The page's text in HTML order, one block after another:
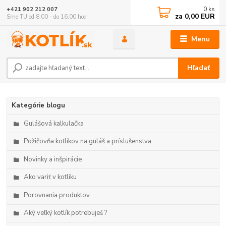
Menu
Hľadať
+421 902 212 007
Sme TU od 8:00 - do 16:00 hod
0 ks
za 0,00 EUR
Kategórie blogu
Gulášová kalkulačka
Požičovňa kotlíkov na guláš a príslušenstva
Novinky a inšpirácie
Ako variť v kotlíku
Porovnania produktov
Aký veľký kotlík potrebuješ ?